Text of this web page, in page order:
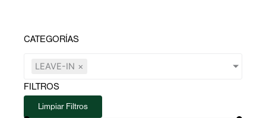
CATEGORÍAS
LEAVE-IN ×
FILTROS
Limpiar Filtros